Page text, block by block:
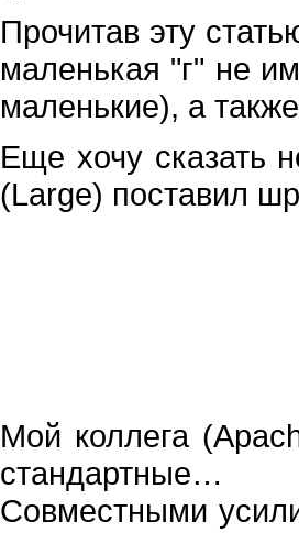
Прочитав эту
маленькая "г" не
маленькие), а
Еще хочу сказать
(Large) поставил
Мой коллега
стандартные…
Совместными